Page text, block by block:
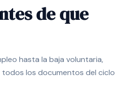
de que
hasta la baja voluntaria,
los documentos del ciclo